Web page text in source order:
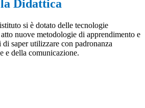
Didattica
si è dotato delle tecnologie
nuove metodologie di apprendimento e
saper utilizzare con padronanza
e della comunicazione.